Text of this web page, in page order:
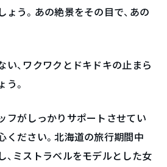
う。あの絶景をその目で、あの
い、ワクワクとドキドキの止まら
。
フがしっかりサポートさせてい
ください。北海道の旅行期間中
、ミストラベルをモデルとした女